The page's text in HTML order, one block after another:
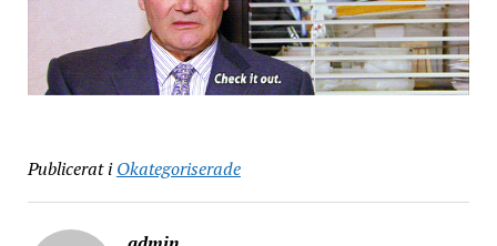
Publicerat i Okategoriserade